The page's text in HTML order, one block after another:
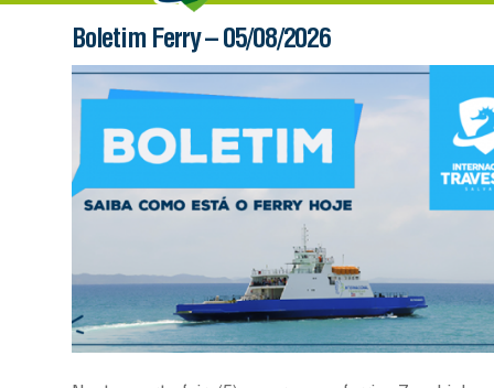
Boletim Ferry – 05/08/2026